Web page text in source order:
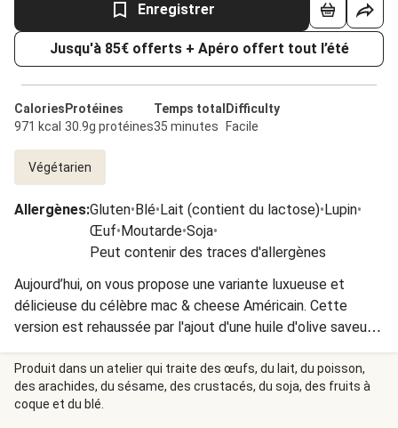
Enregistrer
Jusqu'à 85€ offerts + Apéro offert tout l’été
Calories
971 kcal
Protéines
30.9g protéines
Temps total
35 minutes
Difficulty
Facile
Végétarien
Allergènes:Gluten•Blé•Lait (contient du lactose)•Lupin•
Œuf•Moutarde•Soja•
Peut contenir des traces d'allergènes
Aujourd’hui, on vous propose une variante luxueuse et
délicieuse du célèbre mac & cheese Américain. Cette
version est rehaussée par l'ajout d'une huile d'olive saveur
truffe, un ingrédient prestigieux et aromatique qui apporte
une saveur terreuse et raffinée au plat. Enjoy !
Produit dans un atelier qui traite des œufs, du lait, du poisson,
des arachides, du sésame, des crustacés, du soja, des fruits à
coque et du blé.